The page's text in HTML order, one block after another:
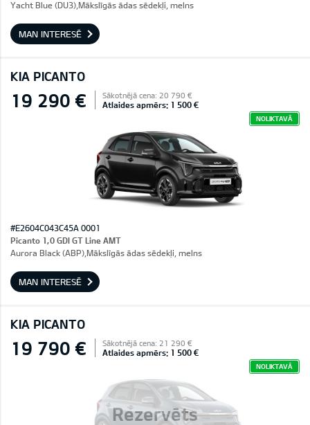
Yacht Blue (DU3),Mākslīgās ādas sēdekļi, melns
MAN INTERESĒ
KIA PICANTO
19 290 € Sākotnējā cena: 20 790 €
Atlaides apmērs: 1 500 €
NOLIKTAVĀ
#E2604C043C45A 0001
Picanto 1,0 GDI GT Line AMT
Aurora Black (ABP),Mākslīgās ādas sēdekļi, melns
MAN INTERESĒ
KIA PICANTO
Rezervēts
19 790 € Sākotnējā cena: 21 290 €
Atlaides apmērs: 1 500 €
NOLIKTAVĀ